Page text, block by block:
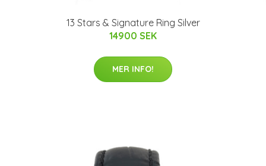
13 Stars & Signature Ring Silver
14900 SEK
MER INFO!